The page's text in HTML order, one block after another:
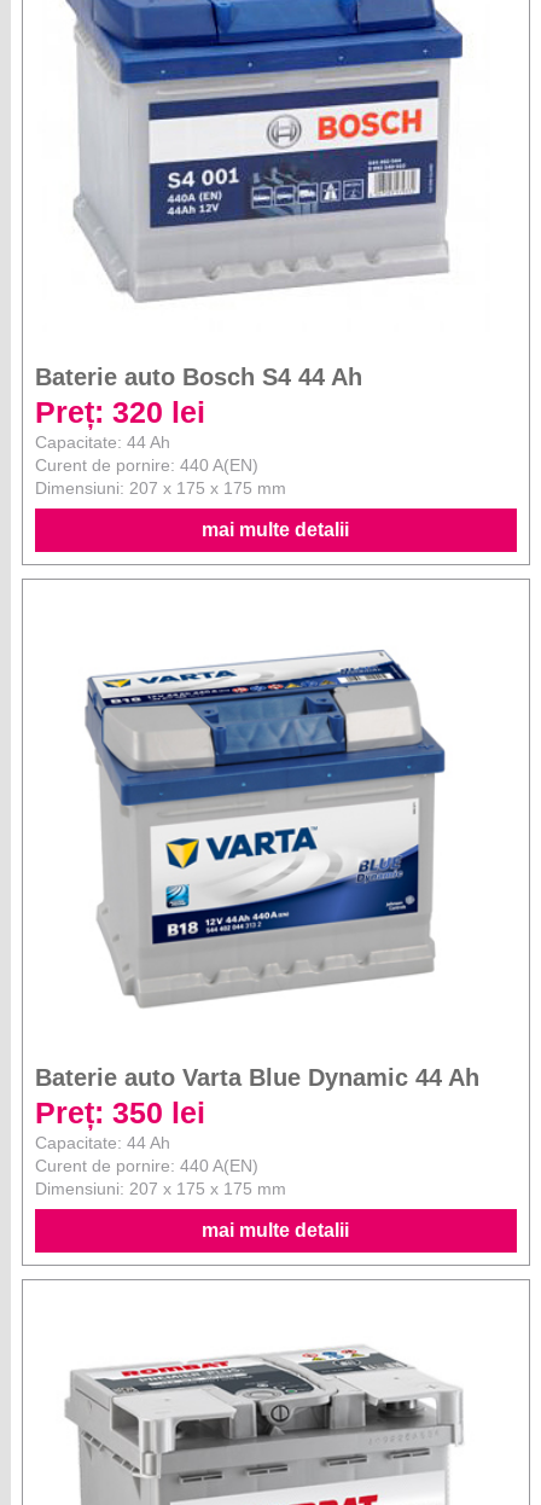
Baterie auto Bosch S4 44 Ah
Preț: 320 lei
Capacitate: 44 Ah
Curent de pornire: 440 A(EN)
Dimensiuni: 207 x 175 x 175 mm
mai multe detalii
Baterie auto Varta Blue Dynamic 44 Ah
Preț: 350 lei
Capacitate: 44 Ah
Curent de pornire: 440 A(EN)
Dimensiuni: 207 x 175 x 175 mm
mai multe detalii